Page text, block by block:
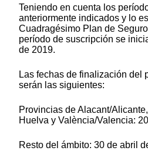
Teniendo en cuenta los
anteriormente indicados y lo
Cuadragésimo Plan de
período de suscripción se
de 2019.
Las fechas de finalización del
serán las siguientes:
Provincias de Alacant/
Huelva y València/Valencia:
Resto del ámbito: 30 de abril